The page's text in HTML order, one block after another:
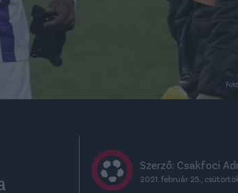
Szerző: Csakfoci
2021. február 25.,